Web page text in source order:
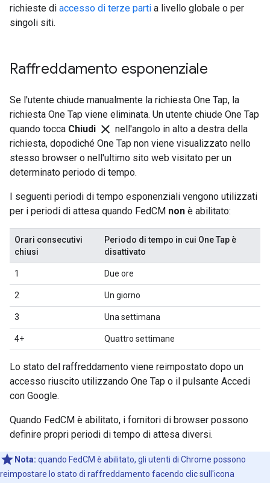
richieste di accesso di terze parti a livello globale o per
singoli siti.
Raffreddamento esponenziale
Se l'utente chiude manualmente la richiesta One Tap, la
richiesta One Tap viene eliminata. Un utente chiude One Tap
quando tocca Chiudi close nell'angolo in alto a destra della
richiesta, dopodiché One Tap non viene visualizzato nello
stesso browser o nell'ultimo sito web visitato per un
determinato periodo di tempo.
I seguenti periodi di tempo esponenziali vengono utilizzati
per i periodi di attesa quando FedCM non è abilitato:
Orari consecutivi
chiusi
Periodo di tempo in cui One Tap è
disattivato
1 Due ore
2 Un giorno
3 Una settimana
4+ Quattro settimane
Lo stato del raffreddamento viene reimpostato dopo un
accesso riuscito utilizzando One Tap o il pulsante Accedi
con Google.
Quando FedCM è abilitato, i fornitori di browser possono
definire propri periodi di tempo di attesa diversi.
Nota: quando FedCM è abilitato, gli utenti di Chrome possono
reimpostare lo stato di raffreddamento facendo clic sull'icona